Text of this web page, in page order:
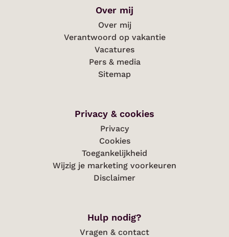
Over mij
Over mij
Verantwoord op vakantie
Vacatures
Pers & media
Sitemap
Privacy & cookies
Privacy
Cookies
Toegankelijkheid
Wijzig je marketing voorkeuren
Disclaimer
Hulp nodig?
Vragen & contact